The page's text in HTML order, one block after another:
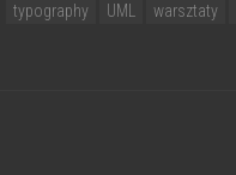
typography
UML warsztaty